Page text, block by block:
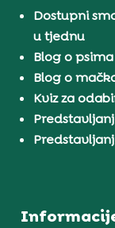
Dostupni
u tjednu
Blog o
Blog o
Kviz za